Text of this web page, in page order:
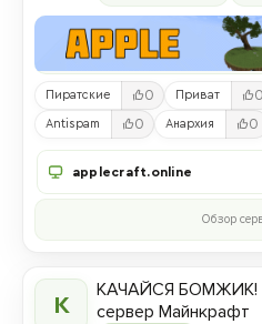
Пиратские 0 Приват 0
Antispam 0 Анархия 0
applecraft.online
Обзор
К
КАЧАЙСЯ БОМЖИК!
сервер Майнкрафт